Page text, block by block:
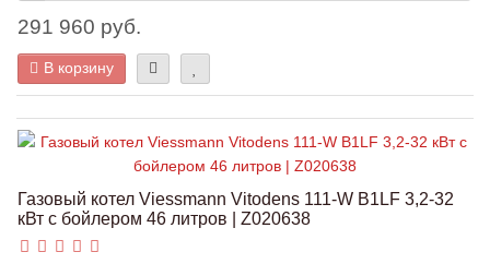
291 960 руб.
В корзину
Газовый котел Viessmann Vitodens 111-W B1LF 3,2-32
кВт с бойлером 46 литров | Z020638